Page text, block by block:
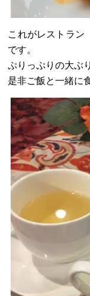
これがレストラ
です。
ぷりっぷりの大ぶ
是非ご飯と一緒に